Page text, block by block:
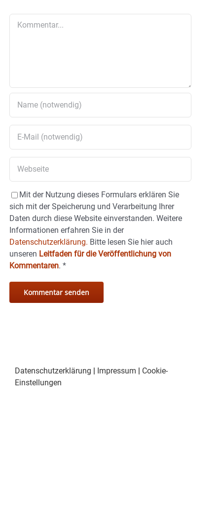
Mit der Nutzung dieses Formulars erklären Sie
sich mit der Speicherung und Verarbeitung Ihrer
Daten durch diese Website einverstanden. Weitere
Informationen erfahren Sie in der
Datenschutzerklärung. Bitte lesen Sie hier auch
unseren Leitfaden für die Veröffentlichung von
Kommentaren. *
Datenschutzerklärung | Impressum | Cookie-
Einstellungen